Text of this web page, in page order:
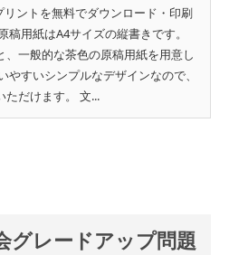
ントを無料でダウンロード・印刷
用紙はA4サイズの縦書きです。
一般的な茶色の原稿用紙を用意し
やすいシンプルなデザインなので、
ただけます。 文...
グレードアップ問題